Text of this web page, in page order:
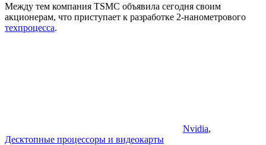
Между тем компания TSMC объявила сегодня своим
акционерам, что приступает к разработке 2-нанометрового
техпроцесса.
Nvidia,
Десктопные процессоры и видеокарты